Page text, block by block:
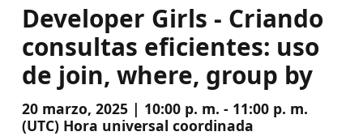
Developer Girls - Criando
consultas eficientes: uso
de join, where, group by
20 marzo, 2025 | 10:00 p. m. - 11:00 p. m.
(UTC) Hora universal coordinada